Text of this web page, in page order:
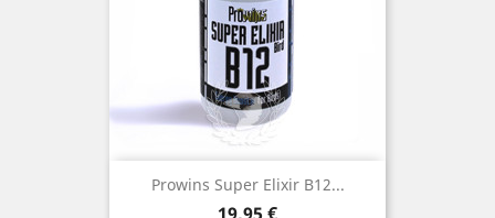
Prowins Super Elixir B12...
Precio